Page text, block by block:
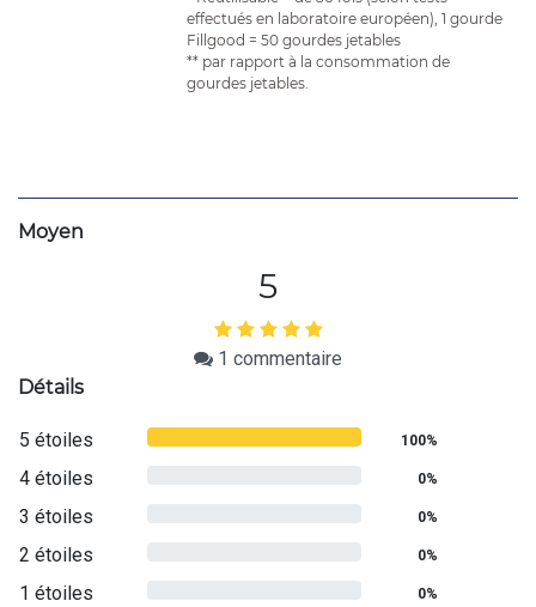
effectués en laboratoire européen), 1 gourde
Fillgood = 50 gourdes jetables
** par rapport à la consommation de
gourdes jetables.
Moyen
5
1 commentaire
Détails
5 étoiles 100%
4 étoiles 0%
3 étoiles 0%
2 étoiles 0%
1 étoiles 0%